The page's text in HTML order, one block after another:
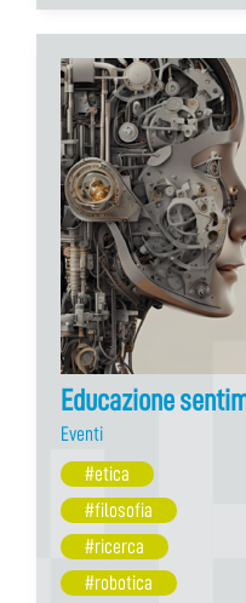
Educazione
Eventi
#etica
#filosofia
#ricerca
#robotica